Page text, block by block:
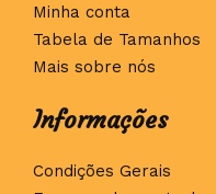
Minha conta
Tabela de Tamanhos
Mais sobre nós
Informações
Condições Gerais